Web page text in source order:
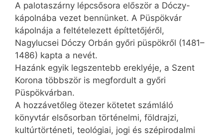
A palotaszárny lépcsősora először a Dóczy-
kápolnába vezet bennünket. A Püspökvár
kápolnája a feltételezett építtetőjéről,
Nagylucsei Dóczy Orbán győri püspökről (1481–
1486) kapta a nevét.
Hazánk egyik legszentebb ereklyéje, a Szent
Korona többször is megfordult a győri
Püspökvárban.
A hozzávetőleg ötezer kötetet számláló
könyvtár elsősorban történelmi, földrajzi,
kultúrtörténeti, teológiai, jogi és szépirodalmi